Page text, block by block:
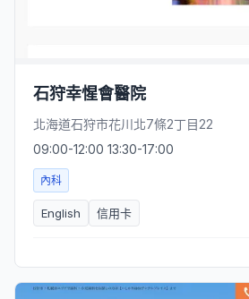
石狩幸惺會醫院
北海道石狩市花川北7條2丁目22
09:00-12:00 13:30-17:00
內科
English 信用卡